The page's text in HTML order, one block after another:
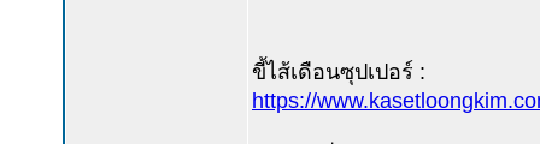
ขี้ไส้เดือนซุปเปอร์ :
https://